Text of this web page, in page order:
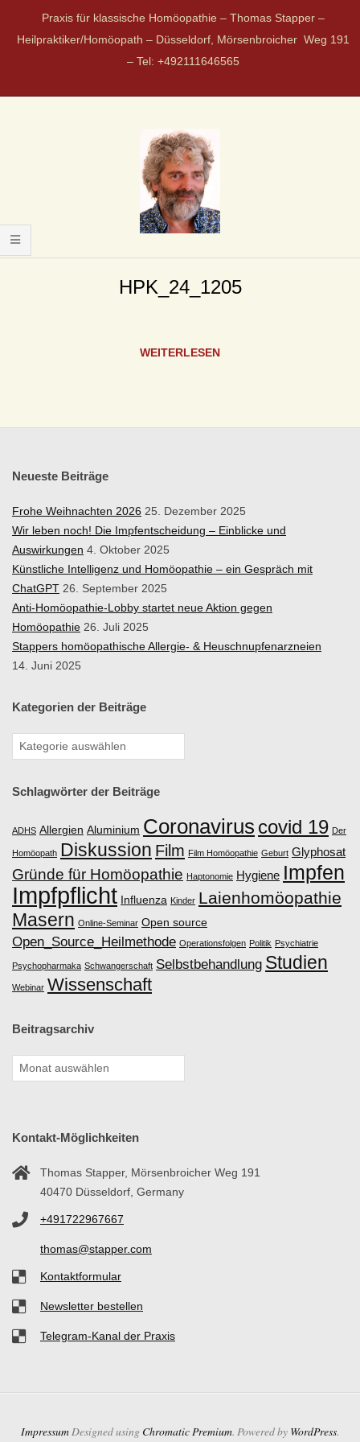
Praxis für klassische Homöopathie – Thomas Stapper –
Heilpraktiker/Homöopath – Düsseldorf, Mörsenbroicher Weg 191
– Tel: +492111646565
P
F
Ü
R
K
L
A
S
S
I
S
C
H
E
H
O
M
O
P
A
H
I
HPK_24_1205
WEITERLESEN
Neueste Beiträge
Frohe Weihnachten 2026 25. Dezember 2025
Wir leben noch! Die Impfentscheidung – Einblicke und
Auswirkungen 4. Oktober 2025
Künstliche Intelligenz und Homöopathie – ein Gespräch mit
ChatGPT 26. September 2025
Anti-Homöopathie-Lobby startet neue Aktion gegen
Homöopathie 26. Juli 2025
Stappers homöopathische Allergie- & Heuschnupfenarzneien
14. Juni 2025
Kategorien der Beiträge
Schlagwörter der Beiträge
ADHS Allergien Aluminium Coronavirus covid 19 Der
Homöopath Diskussion Film Film Homöopathie Geburt Glyphosat
Gründe für Homöopathie Haptonomie Hygiene Impfen
Impfpflicht Influenza Kinder Laienhomöopathie
Masern Online-Seminar Open source
Open_Source_Heilmethode Operationsfolgen Politik Psychiatrie
Psychopharmaka Schwangerschaft Selbstbehandlung Studien
Webinar Wissenschaft
Beitragsarchiv
Kontakt-Möglichkeiten
Thomas Stapper, Mörsenbroicher Weg 191
40470 Düsseldorf, Germany
+491722967667
thomas@stapper.com
Kontaktformular
Newsletter bestellen
Telegram-Kanal der Praxis
Impressum Designed using Chromatic Premium. Powered by WordPress.